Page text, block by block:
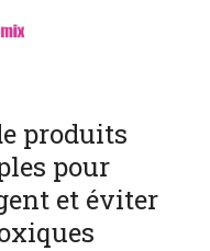
produits
pour
et éviter